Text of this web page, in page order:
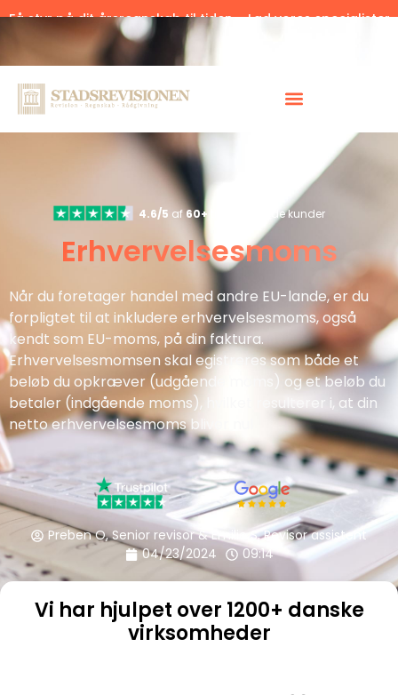
Få styr på dit årsregnskab til tiden – Lad vores specialister
hjælpe. Klik her.
4.6/5 af60+ tilfredsstillede kunder
Erhvervelsesmoms
Når du foretager handel med andre EU-lande, er du
forpligtet til at inkludere erhvervelsesmoms, også
kendt som EU-moms, på din faktura.
Erhvervelsesmomsen skal egistreres som både et
beløb du opkræver (udgående moms) og et beløb du
betaler (indgående moms), hvilket resulterer i, at din
netto erhvervelsesmoms bliver nul
Preben O, Senior revisor & Emilie S, Revisor assistent
04/23/2024
09:14
Vi har hjulpet over 1200+ danske
virksomheder